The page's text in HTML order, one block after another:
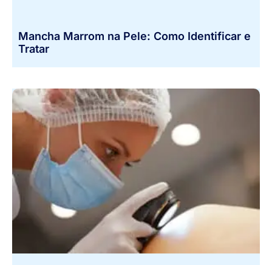
Mancha Marrom na Pele: Como Identificar e
Tratar